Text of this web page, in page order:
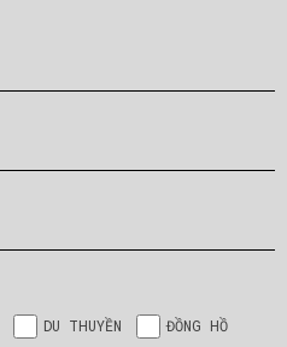
DU THUYỀN ĐỒNG HỒ